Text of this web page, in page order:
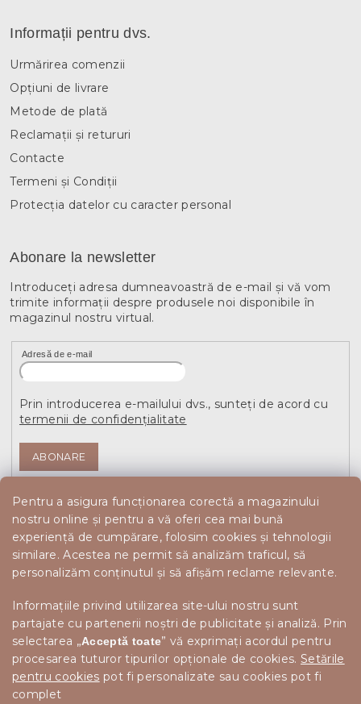
Pentru a asigura funcționarea corectă a magazinului
nostru online și pentru a vă oferi cea mai bună
experiență de cumpărare, folosim cookies și tehnologii
similare. Acestea ne permit să analizăm traficul, să
personalizăm conținutul și să afișăm reclame relevante.
Informațiile privind utilizarea site-ului nostru sunt
partajate cu partenerii noștri de publicitate și analiză. Prin
selectarea „Acceptă toate” vă exprimați acordul pentru
procesarea tuturor tipurilor opționale de cookies. Setările
pentru cookies pot fi personalizate sau cookies pot fi
complet
Informații pentru dvs.
Urmărirea comenzii
Opțiuni de livrare
Metode de plată
Reclamații și retururi
Contacte
Termeni și Condiții
Protecția datelor cu caracter personal
Abonare la newsletter
Introduceţi adresa dumneavoastră de e-mail şi vă vom
trimite informaţii despre produsele noi disponibile în
magazinul nostru virtual.
Adresă de e-mail
Prin introducerea e-mailului dvs., sunteți de acord cu
termenii de confidențialitate
ABONARE